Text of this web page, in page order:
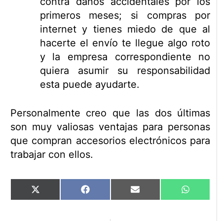
primeros meses; si compras por
internet y tienes miedo de que al
hacerte el envío te llegue algo roto
y la empresa correspondiente no
quiera asumir su responsabilidad
esta puede ayudarte.
Personalmente creo que las dos últimas
son muy valiosas ventajas para personas
que compran accesorios electrónicos para
trabajar con ellos.
Compartir
en
X
(Twitter)
Compartir
en
Facebook Compartir
en
Email
en